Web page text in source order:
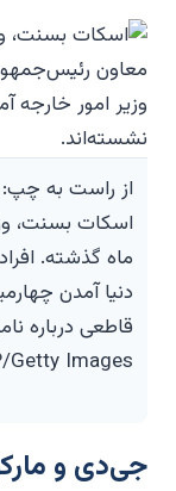
از راست به چپ:
اسکات بسنت،
ماه گذشته.
دنیا آمدن
Getty Images
جی‌دی و